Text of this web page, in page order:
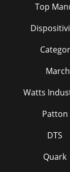
Top
Watts
Patton
DTS
Quark